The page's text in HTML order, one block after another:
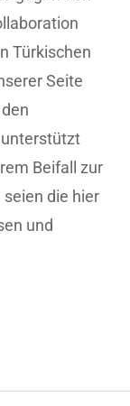
Türkischen
Seite
unterstützt
Beifall zur
die hier
und